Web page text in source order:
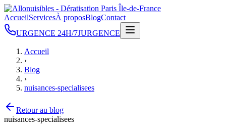
AccueilServicesÀ proposBlogContact
URGENCE 24H/7JURGENCE
Accueil
›
Blog
›
nuisances-specialisees
Retour au blog
nuisances-specialisees